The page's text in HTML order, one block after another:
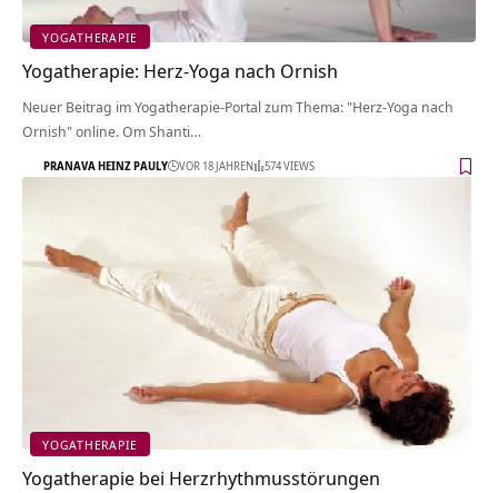
YOGATHERAPIE
Yogatherapie: Herz-Yoga nach Ornish
Neuer Beitrag im Yogatherapie-Portal zum Thema: "Herz-Yoga nach
Ornish" online. Om Shanti…
PRANAVA HEINZ PAULY VOR 18 JAHREN 574 VIEWS
YOGATHERAPIE
Yogatherapie bei Herzrhythmusstörungen